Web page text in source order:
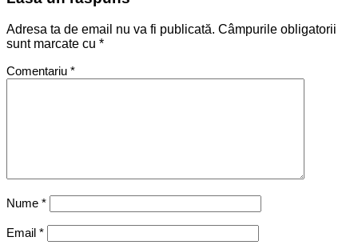
Adresa ta de email nu va fi publicată. Câmpurile obligatorii
sunt marcate cu *
Comentariu *
Nume *
Email *